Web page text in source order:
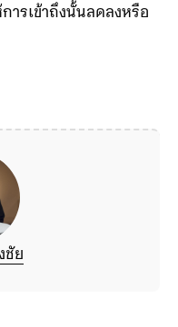
ารเข้าถึงนั้นลดลงหรือ
ชัย